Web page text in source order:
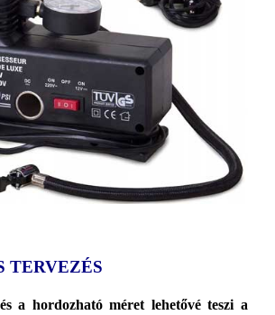
TERVEZÉS
a hordozható méret lehetővé teszi a